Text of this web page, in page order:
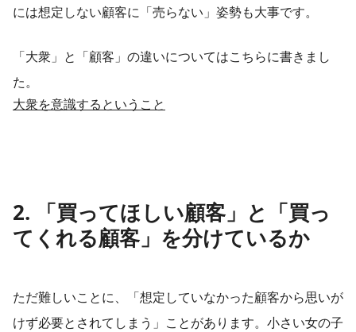
には想定しない顧客に「売らない」姿勢も大事です。
「大衆」と「顧客」の違いについてはこちらに書きまし
た。
大衆を意識するということ
2. 「買ってほしい顧客」と「買っ
てくれる顧客」を分けているか
ただ難しいことに、「想定していなかった顧客から思いが
けず必要とされてしまう」ことがあります。小さい女の子